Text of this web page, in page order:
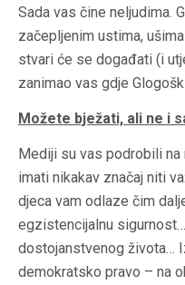
Sada vas čine neljudima.
začepljenim ustima,
stvari će se događati (i
zanimao vas gdje
Možete bježati, ali ne i
Mediji su vas podrobili
imati nikakav značaj niti
djeca vam odlaze čim
egzistencijalnu
dostojanstvenog života…
demokratsko pravo – na